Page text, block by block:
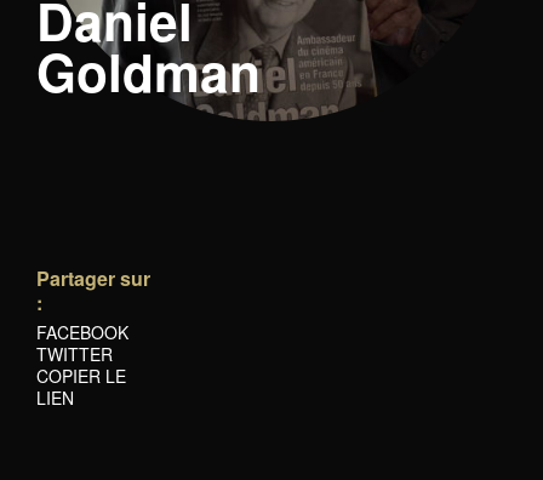
Daniel
Goldman
Partager sur
:
FACEBOOK
TWITTER
COPIER LE
LIEN